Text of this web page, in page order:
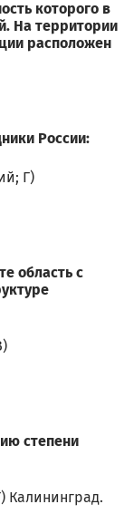
которого в
На территории
расположен
России:
Г)
область с
степени
Калининград.